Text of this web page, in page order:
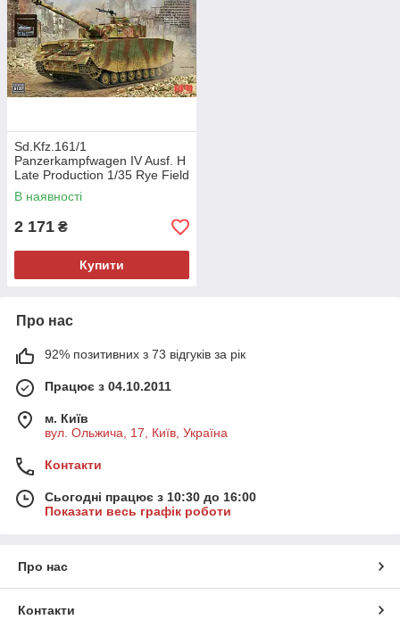
Sd.Kfz.161/1
Panzerkampfwagen IV Ausf. H
Late Production 1/35 Rye Field
Model 5127
В наявності
2 171 ₴
Купити
Про нас
92% позитивних з 73 відгуків за рік
Працює з 04.10.2011
м. Київ
вул. Ольжича, 17, Київ, Україна
Контакти
Сьогодні працює з 10:30 до 16:00
Показати весь графік роботи
Про нас
Контакти